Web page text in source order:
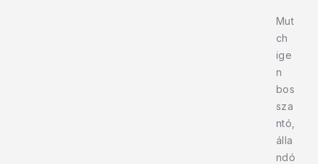
Mut
ch
ige
n
bos
sza
ntó,
álla
ndó